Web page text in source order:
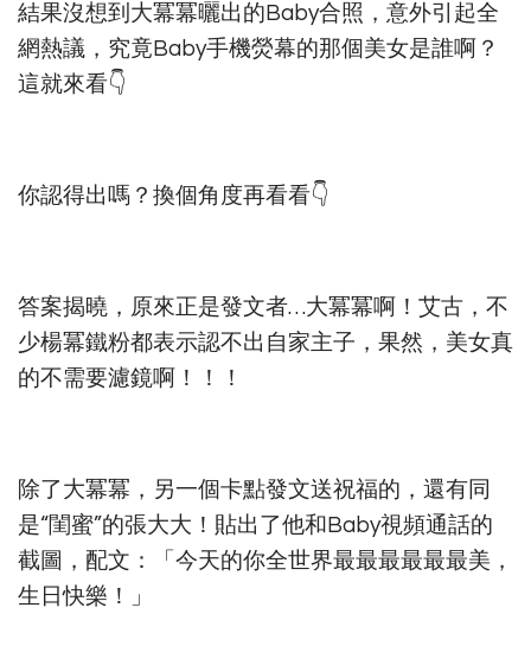
結果沒想到大冪冪曬出的Baby合照，意外引起全
網熱議，究竟Baby手機熒幕的那個美女是誰啊？
這就來看👇
你認得出嗎？換個角度再看看👇
答案揭曉，原來正是發文者…大冪冪啊！艾古，不
少楊冪鐵粉都表示認不出自家主子，果然，美女真
的不需要濾鏡啊！！！
除了大冪冪，另一個卡點發文送祝福的，還有同
是“閨蜜”的張大大！貼出了他和Baby視頻通話的
截圖，配文：「今天的你全世界最最最最最最美，
生日快樂！」